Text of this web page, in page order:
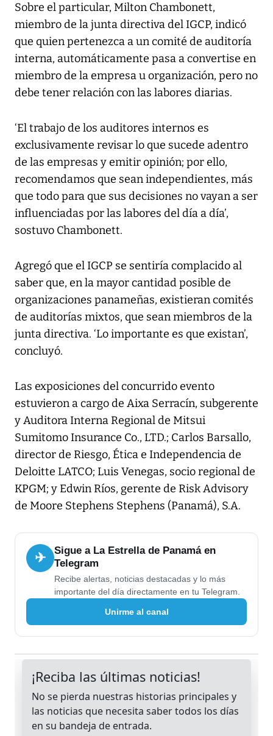
Sobre el particular, Milton Chambonett,
miembro de la junta directiva del IGCP, indicó
que quien pertenezca a un comité de auditoría
interna, automáticamente pasa a convertise en
miembro de la empresa u organización, pero no
debe tener relación con las labores diarias.
‘El trabajo de los auditores internos es
exclusivamente revisar lo que sucede adentro
de las empresas y emitir opinión; por ello,
recomendamos que sean independientes, más
que todo para que sus decisiones no vayan a ser
influenciadas por las labores del día a día’,
sostuvo Chambonett.
Agregó que el IGCP se sentiría complacido al
saber que, en la mayor cantidad posible de
organizaciones panameñas, existieran comités
de auditorías mixtos, que sean miembros de la
junta directiva. ‘Lo importante es que existan’,
concluyó.
Las exposiciones del concurrido evento
estuvieron a cargo de Aixa Serracín, subgerente
y Auditora Interna Regional de Mitsui
Sumitomo Insurance Co., LTD.; Carlos Barsallo,
director de Riesgo, Ética e Independencia de
Deloitte LATCO; Luis Venegas, socio regional de
KPGM; y Edwin Ríos, gerente de Risk Advisory
de Moore Stephens Stephens (Panamá), S.A.
✈
Sigue a La Estrella de Panamá en
Telegram
Recibe alertas, noticias destacadas y lo más
importante del día directamente en tu Telegram.
Unirme al canal